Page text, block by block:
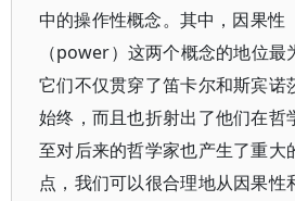
中的操作性概念。其中，因果性
（power）这两个概念的地位
它们不仅贯穿了笛卡尔和斯宾诺
始终，而且也折射出了他们在哲
至对后来的哲学家也产生了重大
点，我们可以很合理地从因果性